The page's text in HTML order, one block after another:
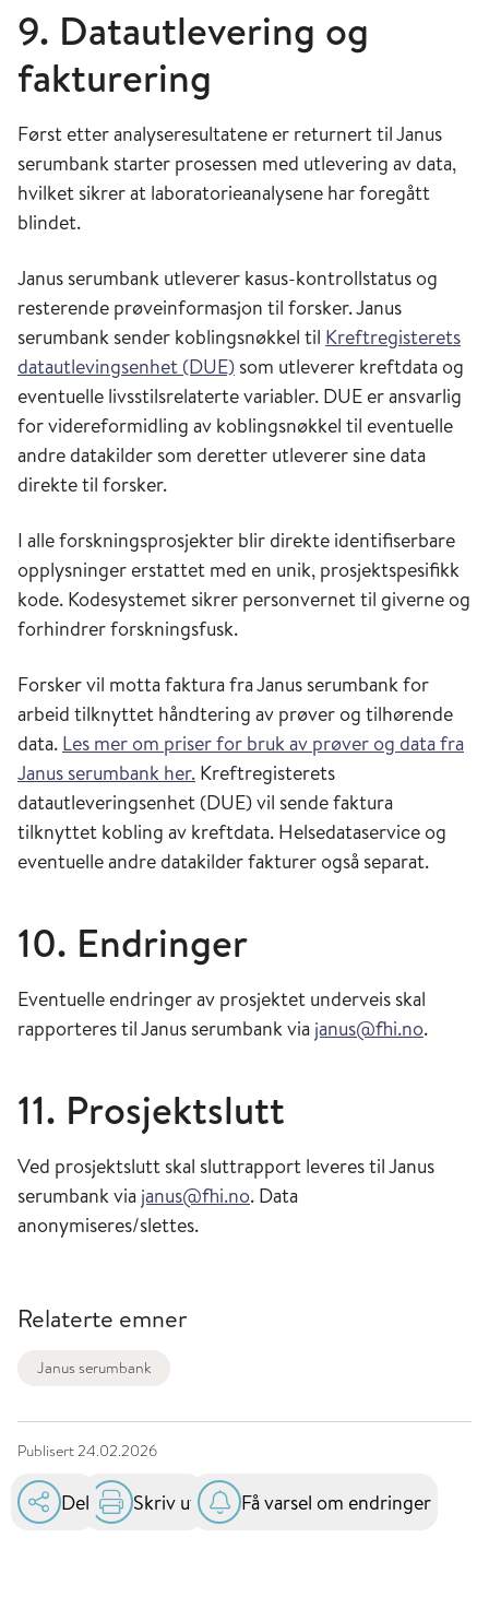
9. Datautlevering og
fakturering
Først etter analyseresultatene er returnert til Janus
serumbank starter prosessen med utlevering av data,
hvilket sikrer at laboratorieanalysene har foregått
blindet.
Janus serumbank utleverer kasus-kontrollstatus og
resterende prøveinformasjon til forsker. Janus
serumbank sender koblingsnøkkel til Kreftregisterets
datautlevingsenhet (DUE) som utleverer kreftdata og
eventuelle livsstilsrelaterte variabler. DUE er ansvarlig
for videreformidling av koblingsnøkkel til eventuelle
andre datakilder som deretter utleverer sine data
direkte til forsker.
I alle forskningsprosjekter blir direkte identifiserbare
opplysninger erstattet med en unik, prosjektspesifikk
kode. Kodesystemet sikrer personvernet til giverne og
forhindrer forskningsfusk.
Forsker vil motta faktura fra Janus serumbank for
arbeid tilknyttet håndtering av prøver og tilhørende
data. Les mer om priser for bruk av prøver og data fra
Janus serumbank her. Kreftregisterets
datautleveringsenhet (DUE) vil sende faktura
tilknyttet kobling av kreftdata. Helsedataservice og
eventuelle andre datakilder fakturer også separat.
10. Endringer
Eventuelle endringer av prosjektet underveis skal
rapporteres til Janus serumbank via janus@fhi.no.
11. Prosjektslutt
Ved prosjektslutt skal sluttrapport leveres til Janus
serumbank via janus@fhi.no. Data
anonymiseres/slettes.
Relaterte emner
Janus serumbank
Publisert24.02.2026
Del Skriv ut Få varsel om endringer